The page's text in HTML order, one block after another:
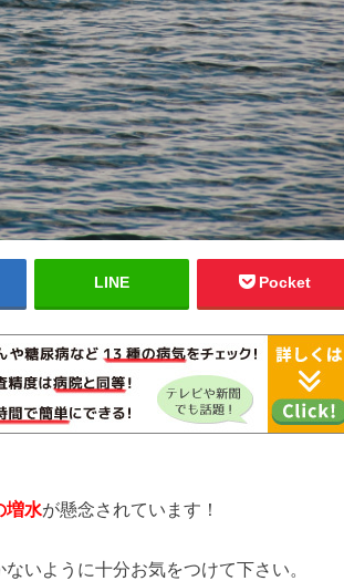
LINE Pocket
増水が懸念されています！
いように十分お気をつけて下さい。